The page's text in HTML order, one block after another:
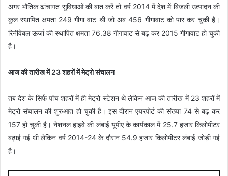
अगर भौतिक ढांचागत सुविधाओं की बात करें तो वर्ष 2014 में देश में बिजली उत्पादन की
कुल स्थापित क्षमता 249 गीगा वाट थी जो अब 456 गीगावाट को पार कर चुकी है।
रिनीवेबल ऊर्जा की स्थापित क्षमता 76.38 गीगावाट से बढ़ कर 2015 गीगावाट हो चुकी
है।
आज की तारीख में 23 शहरों में मेट्रो संचालन
तब देश के सिर्फ पांच शहरों में ही मेट्रो स्टेशन थे लेकिन आज की तारीख में 23 शहरों में
मेट्रो संचालन की शुरुआत हो चुकी है। इस दौरान एयरपोर्ट की संख्या 74 से बढ़ कर
157 हो चुकी है। नेशनल हाइवे की लंबाई यूपीए के कार्यकाल में 25.7 हजार किलोमीटर
बढ़ाई गई थी लेकिन वर्ष 2014-24 के दौरान 54.9 हजार किलोमीटर लंबाई जोड़ी गई
है।